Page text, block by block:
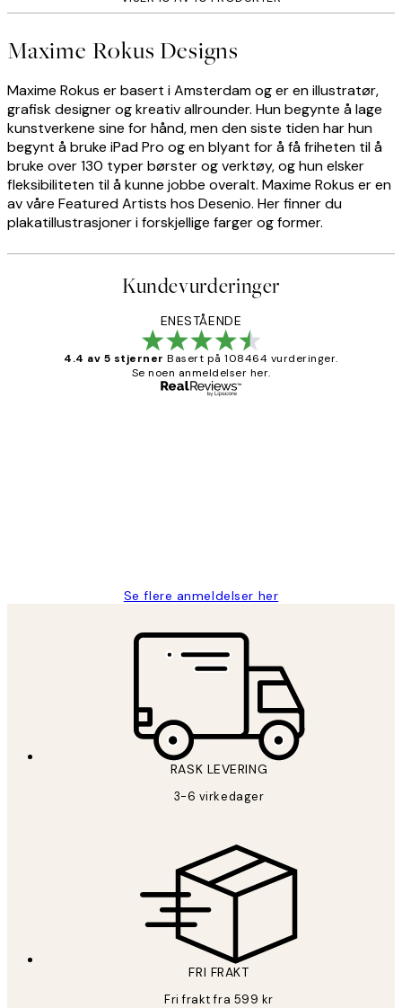
Maxime Rokus Designs
Maxime Rokus er basert i Amsterdam og er en illustratør,
grafisk designer og kreativ allrounder. Hun begynte å lage
kunstverkene sine for hånd, men den siste tiden har hun
begynt å bruke iPad Pro og en blyant for å få friheten til å
bruke over 130 typer børster og verktøy, og hun elsker
fleksibiliteten til å kunne jobbe overalt. Maxime Rokus er en
av våre Featured Artists hos Desenio. Her finner du
plakatillustrasjoner i forskjellige farger og former.
Kundevurderinger
ENESTÅENDE
4.4 av 5 stjerner Basert på 108464 vurderinger.
Se noen anmeldelser her.
Se flere anmeldelser her
RASK LEVERING
3-6 virkedager
FRI FRAKT
Fri frakt fra 599 kr